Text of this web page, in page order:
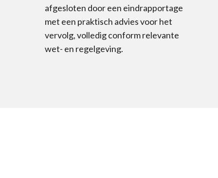
afgesloten door een eindrapportage
met een praktisch advies voor het
vervolg, volledig conform relevante
wet- en regelgeving.